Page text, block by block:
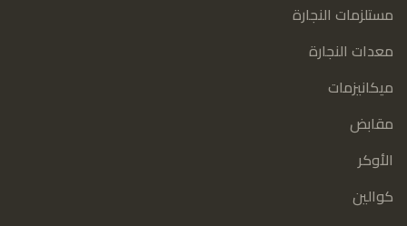
مستلزمات النجارة
معدات النجارة
ميكانيزمات
مقابض
الأوكر
كوالين